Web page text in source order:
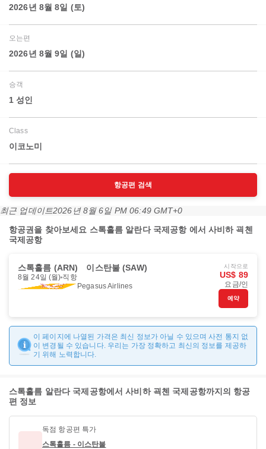
2026년 8월 8일 (토)
오는편
2026년 8월 9일 (일)
승객
1 성인
Class
이코노미
항공편 검색
최근 업데이트2026년 8월 6일 PM 06:49 GMT+0
항공권을 찾아보세요 스톡홀름 알란다 국제공항 에서 사비하 괵첸
국제공항
스톡홀름 (ARN) 이스탄불 (SAW)
8월 24일 (월) 직항
Pegasus Airlines
시작으로
US$ 89
요금/인
예약
이 페이지에 나열된 가격은 최신 정보가 아닐 수 있으며 사전 통지 없
이 변경될 수 있습니다. 우리는 가장 정확하고 최신의 정보를 제공하
기 위해 노력합니다.
스톡홀름 알란다 국제공항에서 사비하 괵첸 국제공항까지의 항공
편 정보
독점 항공편 특가
스톡홀름 - 이스탄불